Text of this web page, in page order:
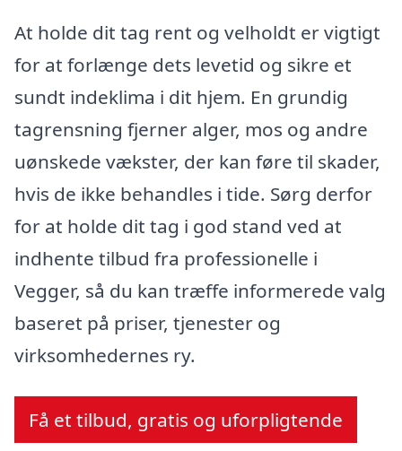
At holde dit tag rent og velholdt er vigtigt
for at forlænge dets levetid og sikre et
sundt indeklima i dit hjem. En grundig
tagrensning fjerner alger, mos og andre
uønskede vækster, der kan føre til skader,
hvis de ikke behandles i tide. Sørg derfor
for at holde dit tag i god stand ved at
indhente tilbud fra professionelle i
Vegger, så du kan træffe informerede valg
baseret på priser, tjenester og
virksomhedernes ry.
Få et tilbud, gratis og uforpligtende